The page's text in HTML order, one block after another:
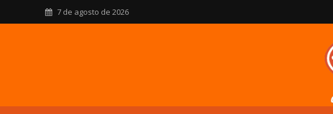
7 de agosto de 2026